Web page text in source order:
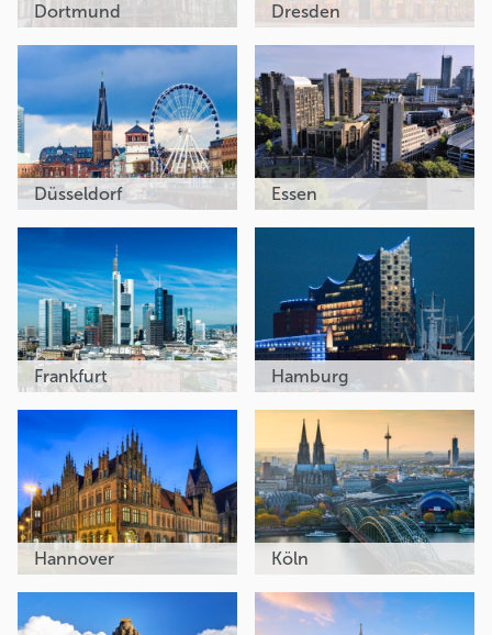
Dortmund Dresden
Düsseldorf Essen
Frankfurt Hamburg
Hannover Köln